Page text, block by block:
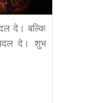
दे। बल्कि
बदल दे। शुभ